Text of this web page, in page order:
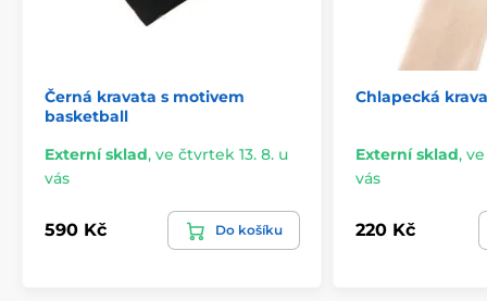
Černá kravata s motivem
basketball
Externí sklad, ve čtvrtek 13. 8. u
vás
590 Kč Do košíku
Chlapecká
Externí sklad,
vás
220 Kč